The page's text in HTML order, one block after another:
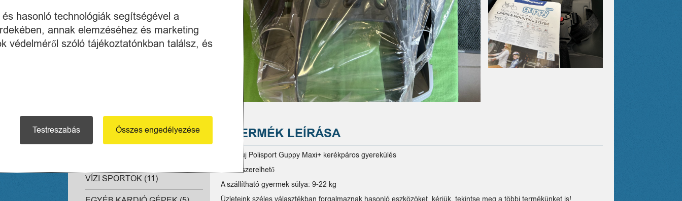
TÉLI SPORTOK (1)
FITNESS, ALAKFORMÁLÁS
(14)
FUTÓ ÉS GYALOGLÓPADOK
VÍZI SPORTOK (11)
A TERMÉK LEÍRÁSA
Eladó új Polisport Guppy Maxi+ kerékpáros gyerekülés
Vázra szerelhető
A szállítható gyermek súlya: 9-22 kg
hasonló technológiák segítségével a
annak elemzéséhez és marketing
védelméről szóló tájékoztatónkban találsz, és
Testreszabás Összes engedélyezése